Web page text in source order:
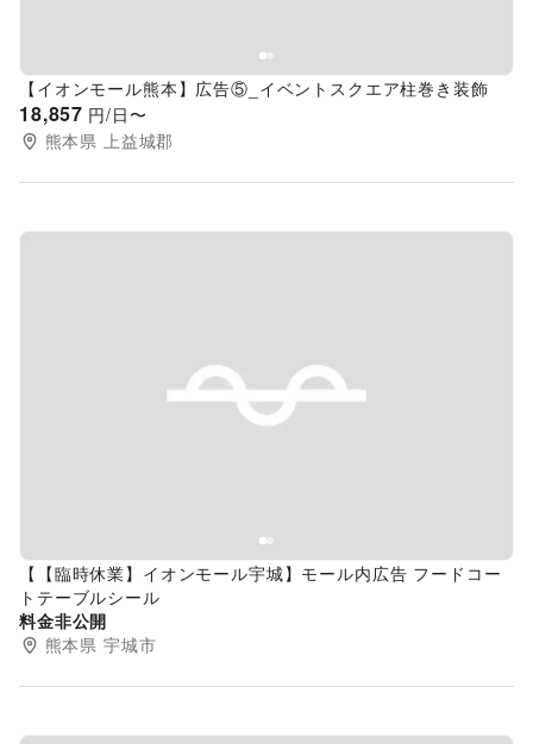
【イオンモール熊本】広告⑤_イベントスクエア柱巻き装飾
18,857 円/日〜
熊本県 上益城郡
Previous slide
【【臨時休業】イオンモール宇城】モール内広告 フードコー
トテーブルシール
料金非公開
熊本県 宇城市